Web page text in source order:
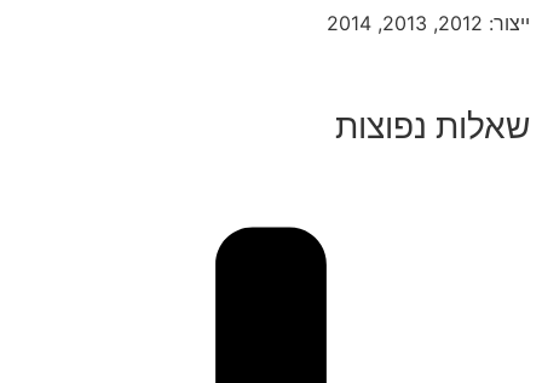
ייצור: 2012, 2013, 2014
שאלות נפוצות